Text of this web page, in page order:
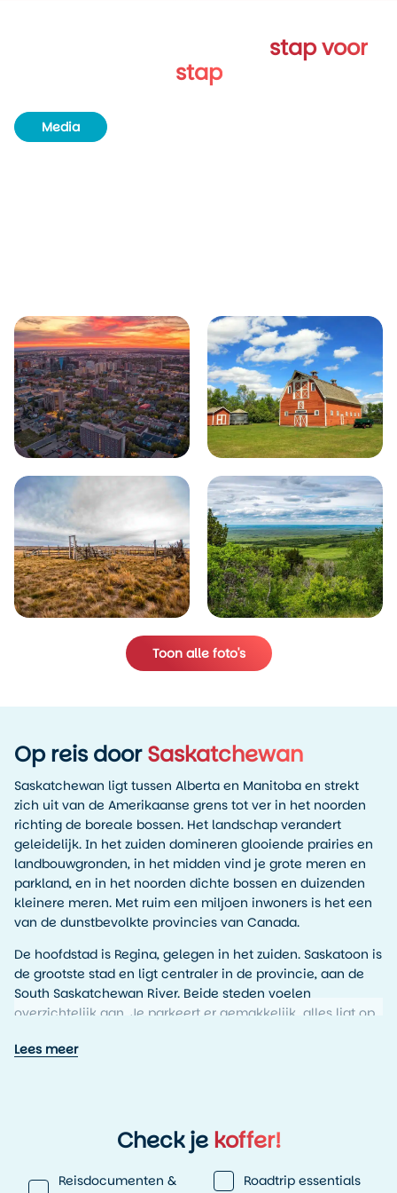
stap voor
stap
Media
Toon alle foto's
Op reis doorSaskatchewan
Saskatchewan ligt tussen Alberta en Manitoba en strekt
zich uit van de Amerikaanse grens tot ver in het noorden
richting de boreale bossen. Het landschap verandert
geleidelijk. In het zuiden domineren glooiende prairies en
landbouwgronden, in het midden vind je grote meren en
parkland, en in het noorden dichte bossen en duizenden
kleinere meren. Met ruim een miljoen inwoners is het een
van de dunstbevolkte provincies van Canada.
De hoofdstad is Regina, gelegen in het zuiden. Saskatoon is
de grootste stad en ligt centraler in de provincie, aan de
South Saskatchewan River. Beide steden voelen
overzichtelijk aan. Je parkeert er gemakkelijk, alles ligt op
het Royal Saskatchewan Museum en het hoofdkwartier van
Museum waar de geschiedenis van de prairie tot leven
Landbouw speelt een grote rol in Saskatchewan. De
Lees meer
Check jekoffer!
Reisdocumenten &
Roadtrip essentials